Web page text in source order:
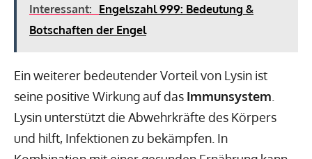
Interessant: Engelszahl 999: Bedeutung &
Botschaften der Engel
Ein weiterer bedeutender Vorteil von Lysin ist
seine positive Wirkung auf das Immunsystem
Lysin unterstützt die Abwehrkräfte des Körpers
und hilft, Infektionen zu bekämpfen. In